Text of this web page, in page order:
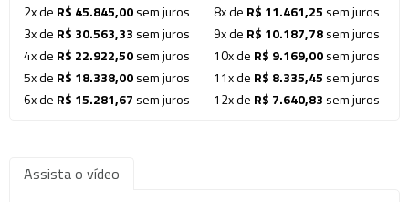
2x de R$ 45.845,00sem juros
3x de R$ 30.563,33 sem juros
4x de R$ 22.922,50sem juros
5x de R$ 18.338,00sem juros
6x de R$ 15.281,67 sem juros
8x de R$ 11.461,25 sem juros
9x de R$ 10.187,78sem juros
10x de R$ 9.169,00sem juros
11x de R$ 8.335,45 sem juros
12x de R$ 7.640,83 sem juros
Assista o vídeo